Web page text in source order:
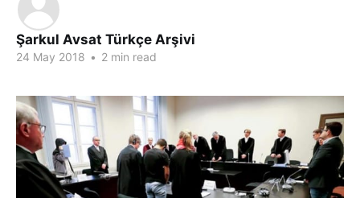
Şarkul Avsat Türkçe Arşivi
24 May 2018 • 2 min read